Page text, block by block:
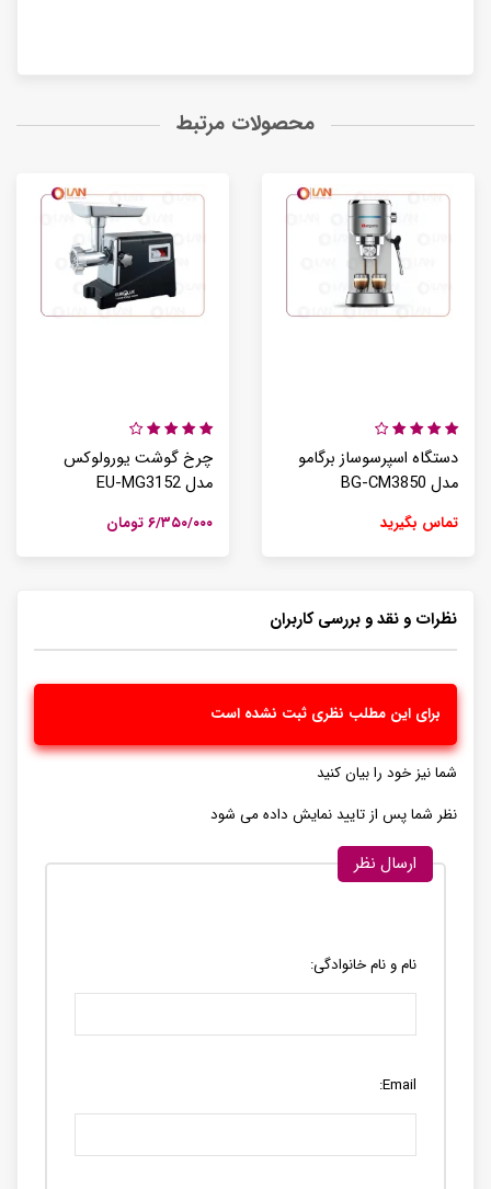
محصولات مرتبط
چرخ گوشت یورولوکس
مدل EU-MG3152
۶/۳۵۰/۰۰۰ تومان
دستگاه اسپرسوساز برگامو
مدل BG-CM3850
تماس بگیرید
نظرات و نقد و بررسی کاربران
برای این مطلب نظری ثبت نشده است
شما نیز خود را بیان کنید
نظر شما پس از تایید نمایش داده می شود
ارسال نظر
نام و نام خانوادگی:
Email: